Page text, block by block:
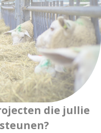
die jullie